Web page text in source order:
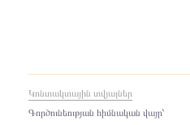
Կոնտակտային տվյալներ
Գործունեության հիմնական վայր՝